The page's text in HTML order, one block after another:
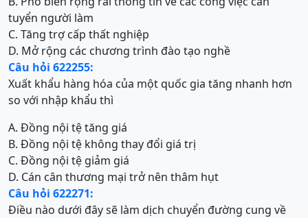
tuyển người làm
C. Tăng trợ cấp thất nghiệp
D. Mở rộng các chương trình đào tạo nghề
Câu hỏi 622255:
Xuất khẩu hàng hóa của một quốc gia tăng nhanh hơn
so với nhập khẩu thì
A. Đồng nội tệ tăng giá
B. Đồng nội tệ không thay đổi giá trị
C. Đồng nội tệ giảm giá
D. Cán cân thương mại trở nên thâm hụt
Câu hỏi 622271:
Điều nào dưới đây sẽ làm dịch chuyển đường cung về